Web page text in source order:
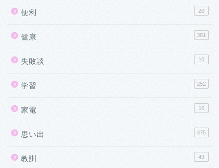
便利 20
健康 381
失敗談 10
学習 252
家電 16
思い出 475
教訓 49